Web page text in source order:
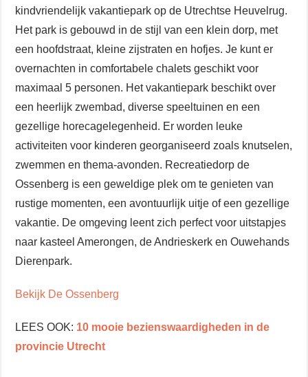
kindvriendelijk vakantiepark op de Utrechtse Heuvelrug.
Het park is gebouwd in de stijl van een klein dorp, met
een hoofdstraat, kleine zijstraten en hofjes. Je kunt er
overnachten in comfortabele chalets geschikt voor
maximaal 5 personen. Het vakantiepark beschikt over
een heerlijk zwembad, diverse speeltuinen en een
gezellige horecagelegenheid. Er worden leuke
activiteiten voor kinderen georganiseerd zoals knutselen,
zwemmen en thema-avonden. Recreatiedorp de
Ossenberg is een geweldige plek om te genieten van
rustige momenten, een avontuurlijk uitje of een gezellige
vakantie. De omgeving leent zich perfect voor uitstapjes
naar kasteel Amerongen, de Andrieskerk en Ouwehands
Dierenpark.
Bekijk De Ossenberg
LEES OOK: 10 mooie bezienswaardigheden in de
provincie Utrecht